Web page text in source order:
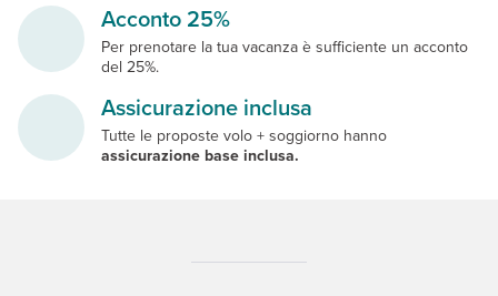
Acconto 25%
Per prenotare la tua vacanza è sufficiente un acconto
del 25%.
Assicurazione inclusa
Tutte le proposte volo + soggiorno hanno
assicurazione base inclusa.